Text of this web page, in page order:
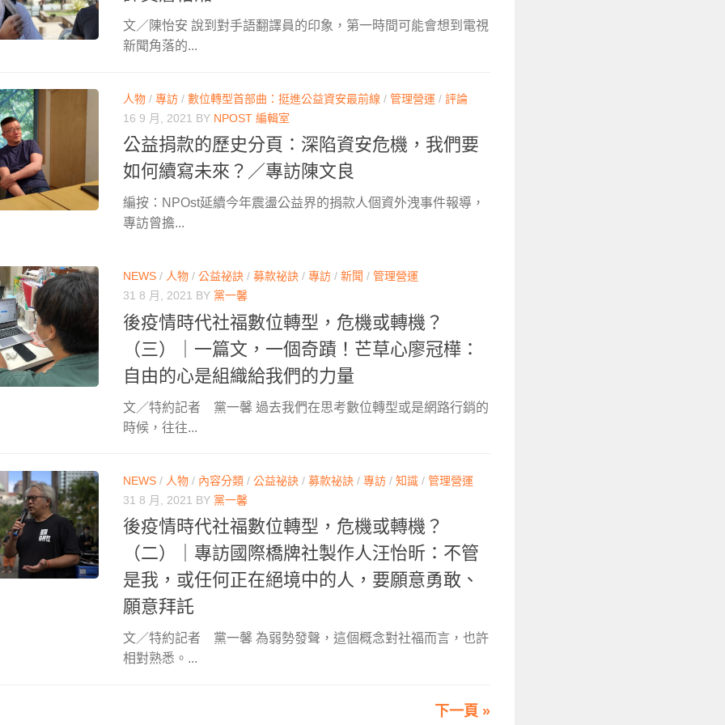
文／陳怡安 說到對手語翻譯員的印象，第一時間可能會想到電視
新聞角落的...
人物 / 專訪 / 數位轉型首部曲：挺進公益資安最前線 / 管理營運 / 評論
16 9 月, 2021 BY NPOST 編輯室
公益捐款的歷史分頁：深陷資安危機，我們要
如何續寫未來？／專訪陳文良
編按：NPOst延續今年震盪公益界的捐款人個資外洩事件報導，
專訪曾擔...
NEWS / 人物 / 公益祕訣 / 募款祕訣 / 專訪 / 新聞 / 管理營運
31 8 月, 2021 BY 黨一馨
後疫情時代社福數位轉型，危機或轉機？
（三）｜一篇文，一個奇蹟！芒草心廖冠樺：
自由的心是組織給我們的力量
文／特約記者 黨一馨 過去我們在思考數位轉型或是網路行銷的
時候，往往...
NEWS / 人物 / 內容分類 / 公益祕訣 / 募款祕訣 / 專訪 / 知識 / 管理營運
31 8 月, 2021 BY 黨一馨
後疫情時代社福數位轉型，危機或轉機？
（二）｜專訪國際橋牌社製作人汪怡昕：不管
是我，或任何正在絕境中的人，要願意勇敢、
願意拜託
文／特約記者 黨一馨 為弱勢發聲，這個概念對社福而言，也許
相對熟悉。...
下一頁 »